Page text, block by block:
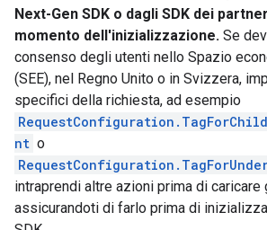
Next-Gen SDK o dagli SDK dei
momento dell'inizializzazione. Se
consenso degli utenti nello Spazio
(SEE), nel Regno Unito o in Svizzera,
specifici della richiesta, ad esempio
nt o
intraprendi altre azioni prima di caricare
assicurandoti di farlo prima di